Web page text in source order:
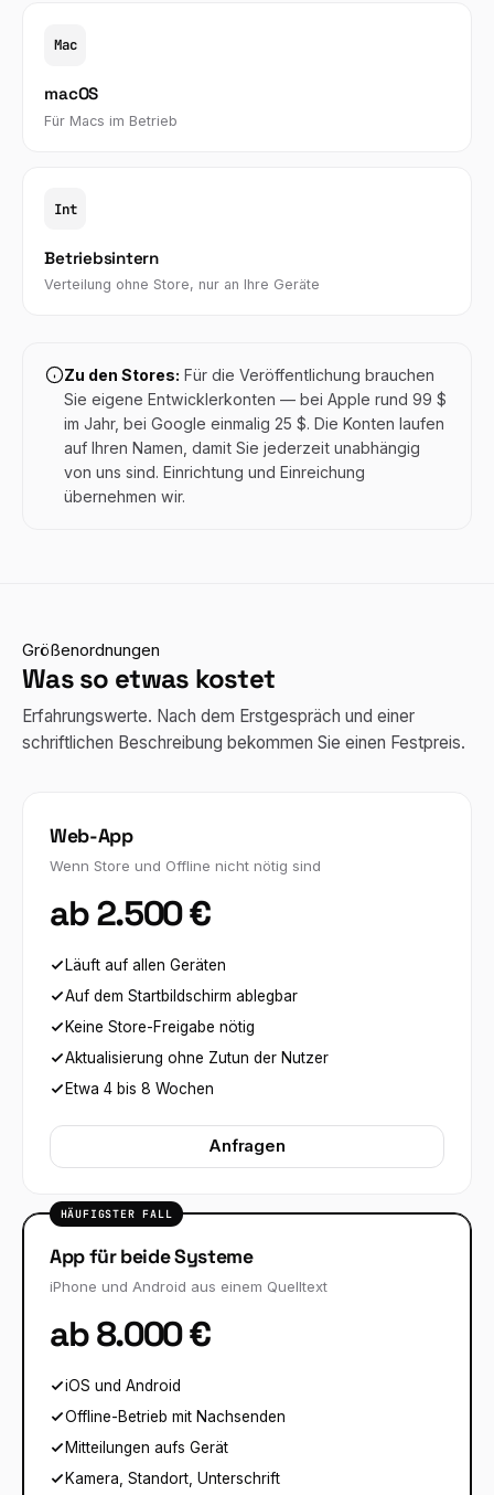
Mac
macOS
Für Macs im Betrieb
Int
Betriebsintern
Verteilung ohne Store, nur an Ihre Geräte
Zu den Stores: Für die Veröffentlichung brauchen
Sie eigene Entwicklerkonten — bei Apple rund 99 $
im Jahr, bei Google einmalig 25 $. Die Konten laufen
auf Ihren Namen, damit Sie jederzeit unabhängig
von uns sind. Einrichtung und Einreichung
übernehmen wir.
Größenordnungen
Was so etwas kostet
Erfahrungswerte. Nach dem Erstgespräch und einer
schriftlichen Beschreibung bekommen Sie einen Festpreis.
Web-App
Wenn Store und Offline nicht nötig sind
ab 2.500 €
Läuft auf allen Geräten
Auf dem Startbildschirm ablegbar
Keine Store-Freigabe nötig
Aktualisierung ohne Zutun der Nutzer
Etwa 4 bis 8 Wochen
Anfragen
HÄUFIGSTER FALL
App für beide Systeme
iPhone und Android aus einem Quelltext
ab 8.000 €
iOS und Android
Offline-Betrieb mit Nachsenden
Mitteilungen aufs Gerät
Kamera, Standort, Unterschrift